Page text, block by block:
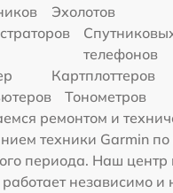
Эхолотов
телефонов
Картплоттеров
Тонометров
ремонтом и
техники Garmin по
периода. Наш
независимо и